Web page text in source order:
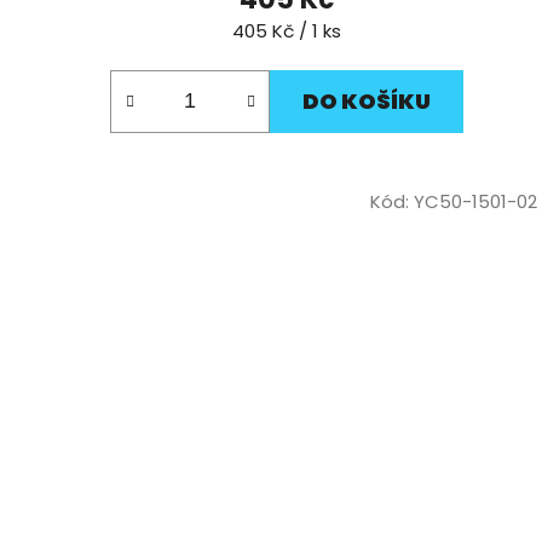
Měrná
405 Kč / 1 ks
DO KOŠÍKU
Kód: YC50-1501-02